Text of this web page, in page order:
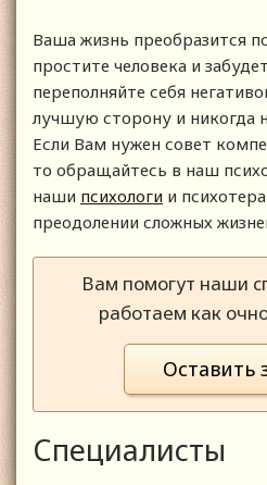
Ваша жизнь преобразится
простите человека и
переполняйте себя
лучшую сторону и никогда
Если Вам нужен совет
то обращайтесь в наш
наши психологи и
преодолении сложных
Вам помогут наши
работаем как
Оставить
Специалисты